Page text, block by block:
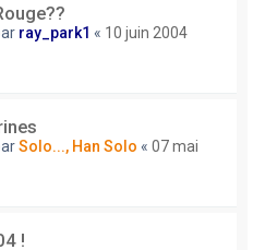
ray_park1 « 10 juin 2004
Solo..., Han Solo « 07 mai
!